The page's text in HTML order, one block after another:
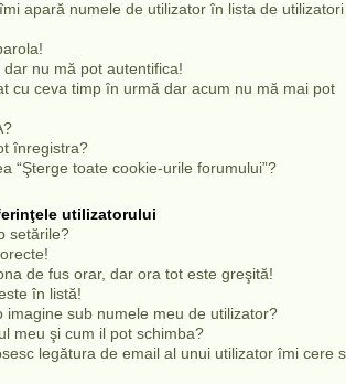
apară numele de utilizator în lista de utilizatori
nu mă pot autentifica!
cu ceva timp în urmă dar acum nu mă mai pot
înregistra?
“Şterge toate cookie-urile forumului”?
utilizatorului
setările?
de fus orar, dar ora tot este greşită!
în listă!
imagine sub numele meu de utilizator?
meu şi cum il pot schimba?
legătura de email al unui utilizator îmi cere